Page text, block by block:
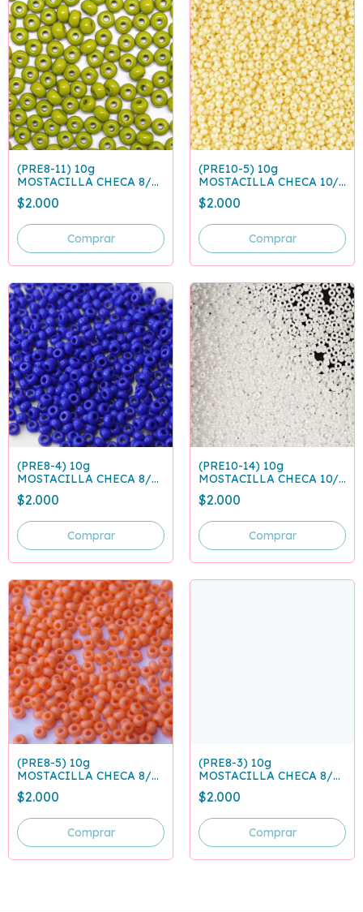
(PRE8-11) 10g
MOSTACILLA CHECA 8/0
VERDE OLIVA 53430
$2.000
(PRE10-5) 10g
MOSTACILLA CHECA 10/0
AMARILLO PASTEL 03181
$2.000
(PRE8-4) 10g
MOSTACILLA CHECA 8/0
AZUL REY CLARO 33060
$2.000
(PRE10-14) 10g
MOSTACILLA CHECA 10/0
BLANCO PERLADO 46102
$2.000
(PRE8-5) 10g
MOSTACILLA CHECA 8/0
CORAL 09351
$2.000
(PRE8-3) 10g
MOSTACILLA CHECA 8/0
AZUL CLARO 63020
$2.000